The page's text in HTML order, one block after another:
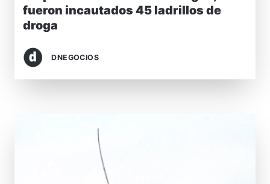
fueron incautados 45 ladrillos de
droga
DNEGOCIOS